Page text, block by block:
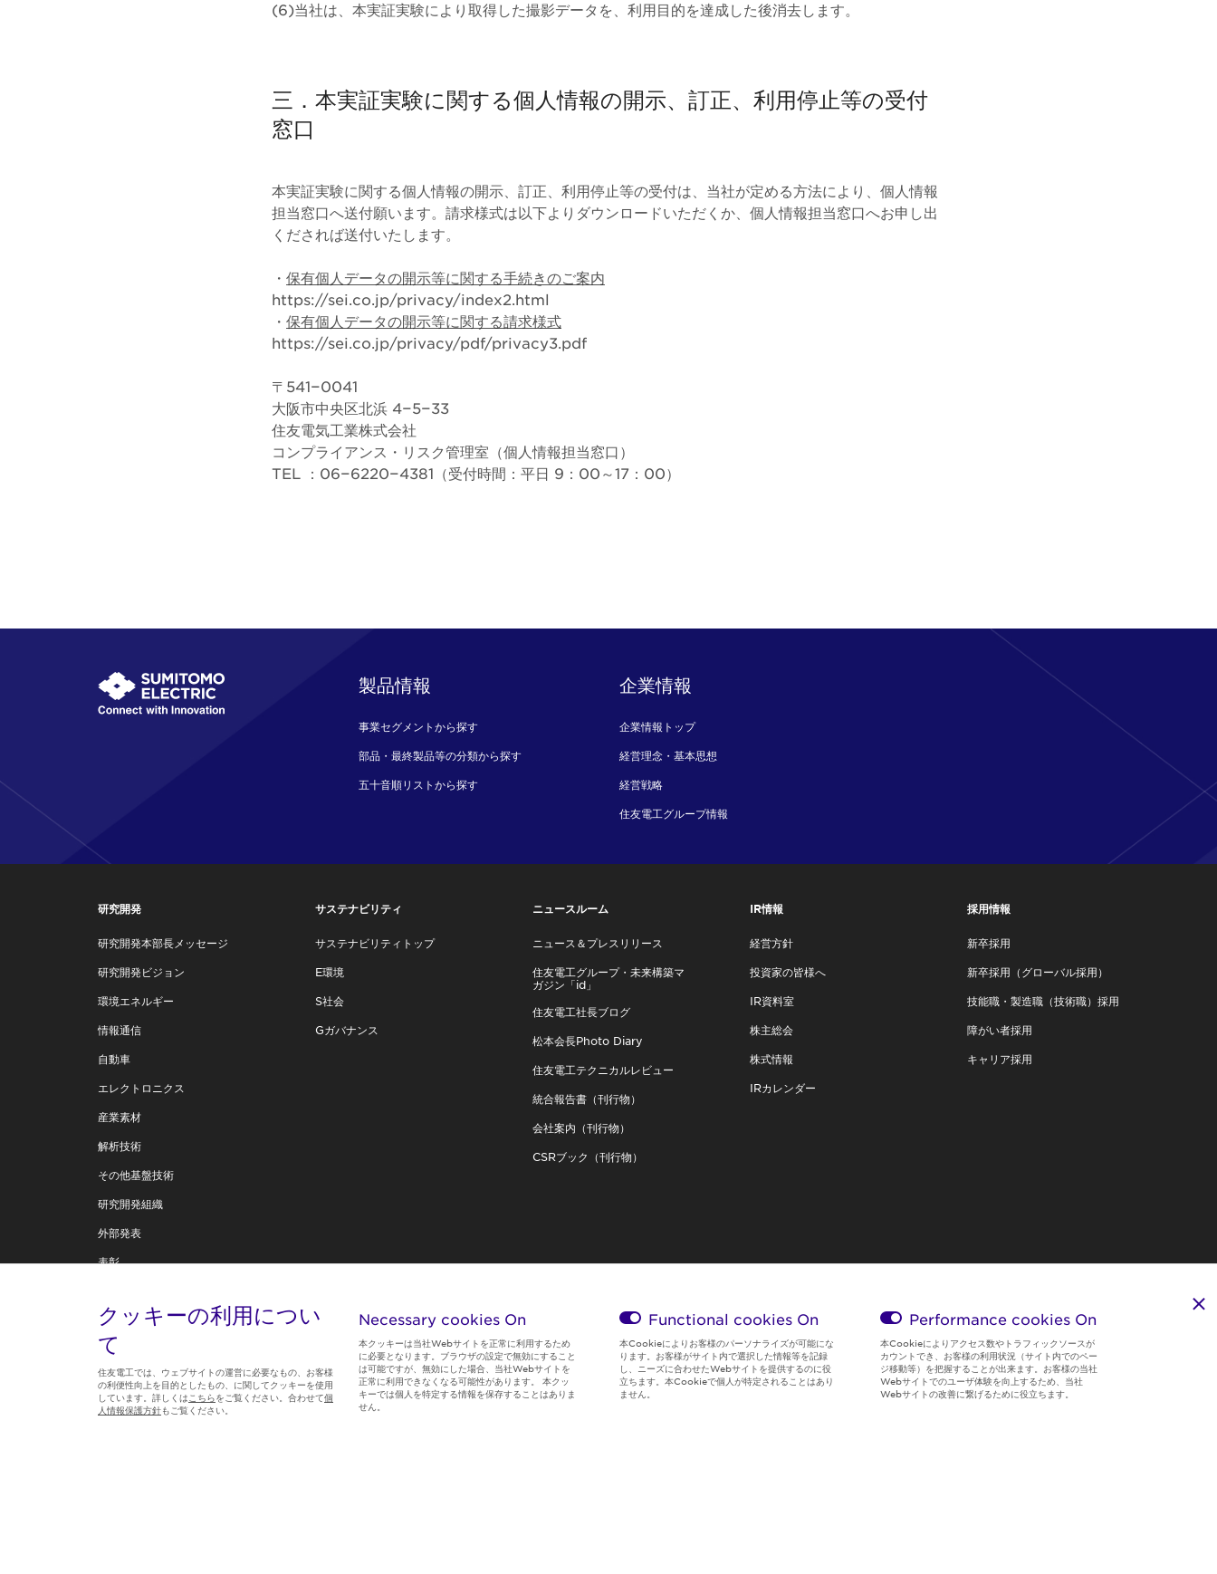
(6)当社は、本実証実験により取得した撮影データを、利用目的を達成した後消去します。
三．本実証実験に関する個人情報の開示、訂正、利用停止等の受付
窓口
本実証実験に関する個人情報の開示、訂正、利用停止等の受付は、当社が定める方法により、個人情報
担当窓口へ送付願います。請求様式は以下よりダウンロードいただくか、個人情報担当窓口へお申し出
くだされば送付いたします。
・ 保有個人データの開示等に関する手続きのご案内
https://sei.co.jp/privacy/index2.html
・ 保有個人データの開示等に関する請求様式
https://sei.co.jp/privacy/pdf/privacy3.pdf
〒541−0041
大阪市中央区北浜 4−5−33
住友電気工業株式会社
コンプライアンス・リスク管理室（個人情報担当窓口）
TEL ：06−6220−4381（受付時間：平日 9：00～17：00）
製品情報
事業セグメントから探す
部品・最終製品等の分類から探す
五十音順リストから探す
企業情報
企業情報トップ
経営理念・基本思想
経営戦略
住友電工グループ情報
研究開発
研究開発本部長メッセージ
研究開発ビジョン
環境エネルギー
情報通信
自動車
エレクトロニクス
産業素材
解析技術
その他基盤技術
研究開発組織
外部発表
表彰
技術創造への思い
サステナビリティ
サステナビリティトップ
E環境
S社会
Gガバナンス
ニュースルーム
ニュース＆プレスリリース
住友電工グループ・未来構築マ
ガジン「id」
住友電工社長ブログ
松本会長Photo Diary
住友電工テクニカルレビュー
統合報告書（刊行物）
会社案内（刊行物）
CSRブック（刊行物）
IR情報
経営方針
投資家の皆様へ
IR資料室
株主総会
株式情報
IRカレンダー
採用情報
新卒採用
新卒採用（グローバル採用）
技能職・製造職（技術職）採用
障がい者採用
キャリア採用
Follow us
Global Privacy
サイト利用規
Social Media
Region & Language:
Japan | JP
クッキーの利用につい
て
住友電工では、ウェブサイトの運営に必要なもの、お客様
の利便性向上を目的としたもの、に関してクッキーを使用
しています。詳しくは こちらをご覧ください。合わせて個
人情報保護方針もご覧ください。
Necessary cookies On
本クッキーは当社Webサイトを正常に利用するため
に必要となります。ブラウザの設定で無効にすること
は可能ですが、無効にした場合、当社Webサイトを
正常に利用できなくなる可能性があります。 本クッ
キーでは個人を特定する情報を保存することはありま
せん。
Functional cookies On
本Cookieによりお客様のパーソナライズが可能にな
ります。お客様がサイト内で選択した情報等を記録
し、ニーズに合わせたWebサイトを提供するのに役
立ちます。本Cookieで個人が特定されることはあり
ません。
Performance cookies On
本Cookieによりアクセス数やトラフィックソースが
カウントでき、お客様の利用状況（サイト内でのペー
ジ移動等）を把握することが出来ます。お客様の当社
Webサイトでのユーザ体験を向上するため、当社
Webサイトの改善に繋げるために役立ちます。